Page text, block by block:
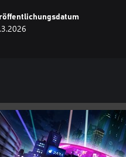
in Führung zu bleiben, und
Gegner von der Strecke
zu sein, reicht nicht
bei denen das Überqueren
es in anderen Modi
du der Beste bist, egal
mit geteiltem Bildschirm!